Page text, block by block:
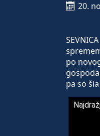
20.
po
pa so